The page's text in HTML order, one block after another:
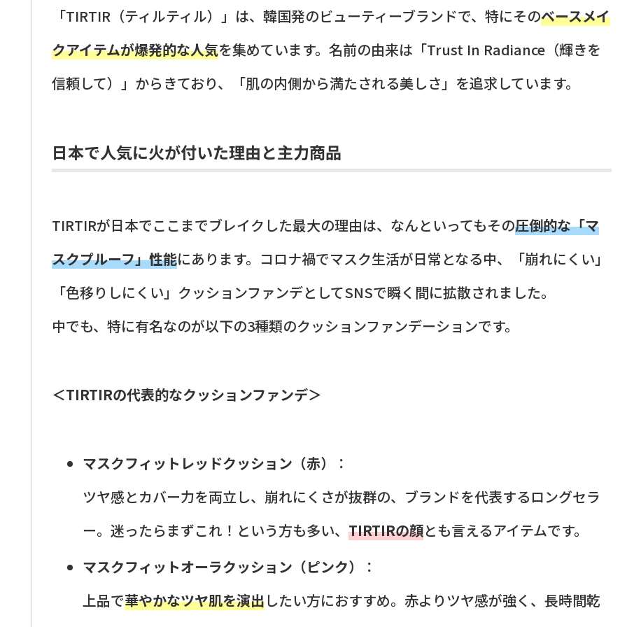
「TIRTIR（ティルティル）」は、韓国発のビューティーブランドで、特にそのベースメイ
クアイテムが爆発的な人気を集めています。名前の由来は「Trust In Radiance（輝きを
信頼して）」からきており、「肌の内側から満たされる美しさ」を追求しています。
日本で人気に火が付いた理由と主力商品
TIRTIRが日本でここまでブレイクした最大の理由は、なんといってもその圧倒的な「マ
スクプルーフ」性能にあります。コロナ禍でマスク生活が日常となる中、「崩れにくい」
「色移りしにくい」クッションファンデとしてSNSで瞬く間に拡散されました。
中でも、特に有名なのが以下の3種類のクッションファンデーションです。
＜TIRTIRの代表的なクッションファンデ＞
マスクフィットレッドクッション（赤）
：
ツヤ感とカバー力を両立し、崩れにくさが抜群の、ブランドを代表するロングセラ
ー。迷ったらまずこれ！という方も多い、 TIRTIRの顔とも言えるアイテムです。
マスクフィットオーラクッション（ピンク）
：
上品で華やかなツヤ肌を演出したい方におすすめ。赤よりツヤ感が強く、長時間乾